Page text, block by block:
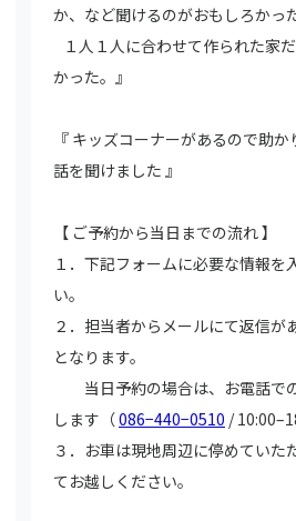
か、など聞けるのがおもしろかった
１人１人に合わせて作られた家
かった。』
『 キッズコーナーがあるので助
話を聞けました 』
【 ご予約から当日までの流れ 】
１．下記フォームに必要な情報を
い。
２．担当者からメールにて返信が
となります。
当日予約の場合は、お電話で
します（086−440−0510 /
３．お車は現地周辺に停めていた
てお越しください。